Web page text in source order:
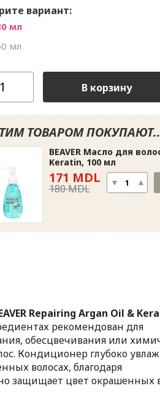
вариант:
мл
мл
В корзину
ТОВАРОМ
BEAVER Масло для
Keratin, 100 мл
171 MDL
180 MDL
Repairing Argan Oil &
рекомендован для
обесцвечивания или
Кондиционер глубоко
волосах, благодаря
защищает цвет окрашенных